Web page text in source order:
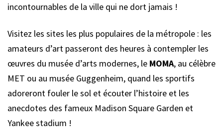
incontournables de la ville qui ne dort jamais !
Visitez les sites les plus populaires de la métropole : les
amateurs d’art passeront des heures à contempler les
œuvres du musée d’arts modernes, le MOMA, au célèbre
MET ou au musée Guggenheim, quand les sportifs
adoreront fouler le sol et écouter l’histoire et les
anecdotes des fameux Madison Square Garden et
Yankee stadium !